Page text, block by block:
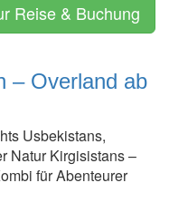
Reise & Buchung
– Overland ab
Usbekistans,
Natur Kirgisistans –
für Abenteurer